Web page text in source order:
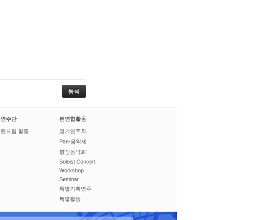
연주단
팬드림 활동
팬연합활동
정기연주회
Pan-음악제
향상음악회
Soloist Concert
Workshop
Seminar
특별기획연주
특별활동